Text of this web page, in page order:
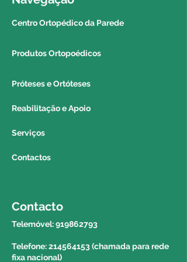
do balcão para que o produto
seja entregue no próprio dia por
MADEIRA E DOS AÇORES:
Poderá solicitar a entrega do seu
produto via correio para a região
açores. Para saber o valor e o
informação a um colega do
balcão.
Centro Ortopédico da Parede
Produtos Ortopoédicos
Próteses e Ortóteses
Reabilitação e Apoio
Serviços
Contactos
Contacto
Telemóvel:919862793
Telefone: 214564153 (chamada para rede
fixa nacional)